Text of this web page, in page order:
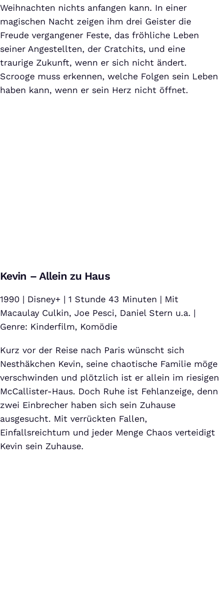
Weihnachten nichts anfangen kann. In einer
magischen Nacht zeigen ihm drei Geister die
Freude vergangener Feste, das fröhliche Leben
seiner Angestellten, der Cratchits, und eine
traurige Zukunft, wenn er sich nicht ändert.
Scrooge muss erkennen, welche Folgen sein Leben
haben kann, wenn er sein Herz nicht öffnet.
Bei Klick auf dieses Video wird eine Verbindung zu YouTube
Datenschutzerklärung
Kevin – Allein zu Haus
1990 | Disney+ | 1 Stunde 43 Minuten | Mit
Macaulay Culkin, Joe Pesci, Daniel Stern u.a. |
Genre: Kinderfilm, Komödie
Kurz vor der Reise nach Paris wünscht sich
Nesthäkchen Kevin, seine chaotische Familie möge
verschwinden und plötzlich ist er allein im riesigen
McCallister-Haus. Doch Ruhe ist Fehlanzeige, denn
zwei Einbrecher haben sich sein Zuhause
ausgesucht. Mit verrückten Fallen,
Einfallsreichtum und jeder Menge Chaos verteidigt
Kevin sein Zuhause.